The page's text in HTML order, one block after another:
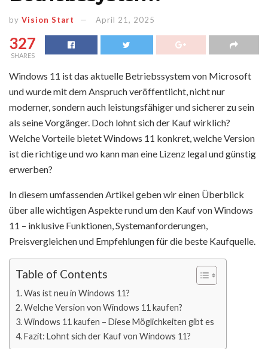
by Vision Start April 21, 2025
327
SHARES
Windows 11 ist das aktuelle Betriebssystem von Microsoft
und wurde mit dem Anspruch veröffentlicht, nicht nur
moderner, sondern auch leistungsfähiger und sicherer zu sein
als seine Vorgänger. Doch lohnt sich der Kauf wirklich?
Welche Vorteile bietet Windows 11 konkret, welche Version
ist die richtige und wo kann man eine Lizenz legal und günstig
erwerben?
In diesem umfassenden Artikel geben wir einen Überblick
über alle wichtigen Aspekte rund um den Kauf von Windows
11 – inklusive Funktionen, Systemanforderungen,
Preisvergleichen und Empfehlungen für die beste Kaufquelle.
Table of Contents
Was ist neu in Windows 11?
Welche Version von Windows 11 kaufen?
Windows 11 kaufen – Diese Möglichkeiten gibt es
Fazit: Lohnt sich der Kauf von Windows 11?